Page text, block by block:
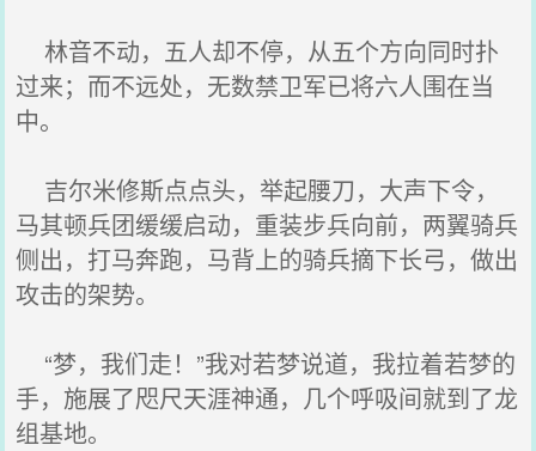
林音不动，五人却不停，从五个方向同时扑
过来；而不远处，无数禁卫军已将六人围在当
中。
吉尔米修斯点点头，举起腰刀，大声下令，
马其顿兵团缓缓启动，重装步兵向前，两翼骑兵
侧出，打马奔跑，马背上的骑兵摘下长弓，做出
攻击的架势。
“梦，我们走！”我对若梦说道，我拉着若梦的
手，施展了咫尺天涯神通，几个呼吸间就到了龙
组基地。